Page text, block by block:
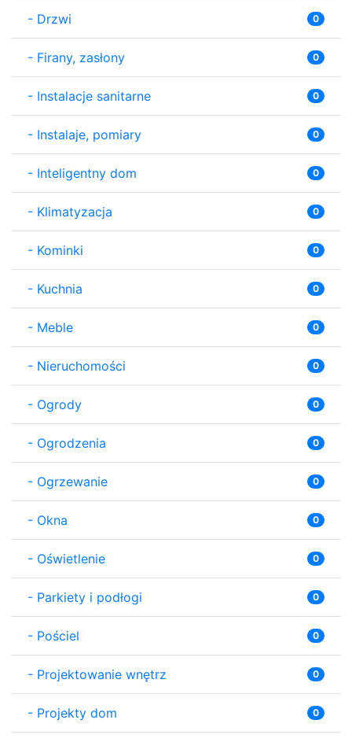
- Drzwi 0
- Firany, zasłony 0
- Instalacje sanitarne 0
- Instalaje, pomiary 0
- Inteligentny dom 0
- Klimatyzacja 0
- Kominki 0
- Kuchnia 0
- Meble 0
- Nieruchomości 0
- Ogrody 0
- Ogrodzenia 0
- Ogrzewanie 0
- Okna 0
- Oświetlenie 0
- Parkiety i podłogi 0
- Pościel 0
- Projektowanie wnętrz 0
- Projekty dom 0